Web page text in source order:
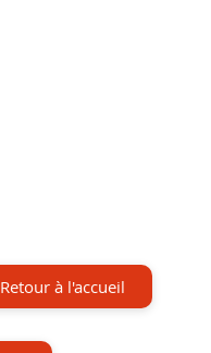
Retour à l'accueil